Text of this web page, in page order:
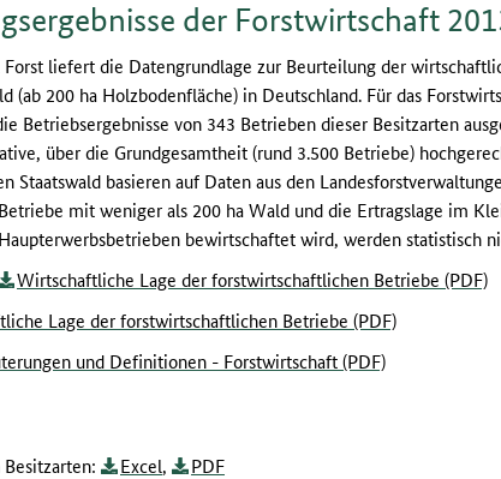
der Forstwirtschaft
Forst liefert die Datengrundlage zur Beurteilung der
(ab 200 ha Holzbodenfläche) in Deutschland. Für das
Betriebsergebnisse von 343 Betrieben dieser Besitzarten
über die Grundgesamtheit (rund 3.500 Betriebe)
Staatswald basieren auf Daten aus den
mit weniger als 200 ha Wald und die Ertragslage im
bewirtschaftet wird, werden statistisch
Wirtschaftliche Lage der forstwirtschaftlichen Betriebe (PDF)
Lage der forstwirtschaftlichen Betriebe (PDF)
und Definitionen - Forstwirtschaft (PDF)
Excel,
PDF